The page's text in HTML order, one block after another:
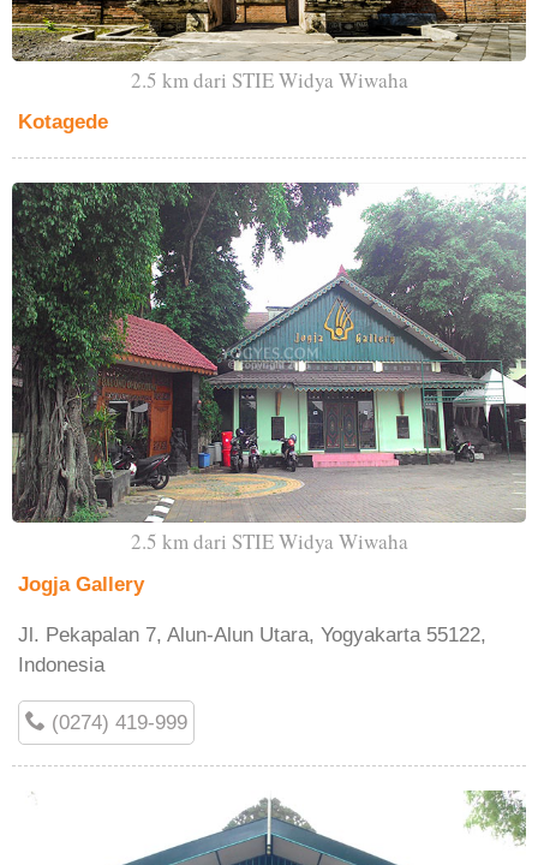
2.5 km dari STIE Widya Wiwaha
Kotagede
2.5 km dari STIE Widya Wiwaha
Jogja Gallery
Jl. Pekapalan 7, Alun-Alun Utara, Yogyakarta 55122,
Indonesia
(0274) 419-999